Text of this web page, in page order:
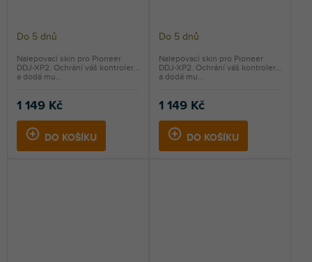
Do 5 dnů
1 149 Kč
DO KOŠÍKU
Nalepovací skin pro Pioneer
DDJ-XP2. Ochrání váš kontroler
a dodá mu...
Do 5 dnů
1 149 Kč
DO KOŠÍKU
Nalepovací skin pro Pioneer
DDJ-XP2. Ochrání váš kontroler
a dodá mu...